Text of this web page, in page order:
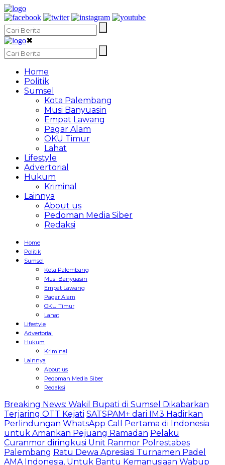
✖
Home
Politik
Sumsel
Kota Palembang
Musi Banyuasin
Empat Lawang
Pagar Alam
OKU Timur
Lahat
Lifestyle
Advertorial
Hukum
Kriminal
Lainnya
About us
Pedoman Media Siber
Redaksi
Home
Politik
Sumsel
Kota Palembang
Musi Banyuasin
Empat Lawang
Pagar Alam
OKU Timur
Lahat
Lifestyle
Advertorial
Hukum
Kriminal
Lainnya
About us
Pedoman Media Siber
Redaksi
Breaking News: Wakil Bupati di Sumsel Dikabarkan
Terjaring OTT Kejati SATSPAM+ dari IM3 Hadirkan
Perlindungan WhatsApp Call Pertama di Indonesia
untuk Amankan Pejuang Ramadan Pelaku
Curanmor diringkusi Unit Ranmor Polrestabes
Palembang Ratu Dewa Apresiasi Turnamen Padel
AMA Indonesia, Untuk Bantu Kemanusiaan Wabup